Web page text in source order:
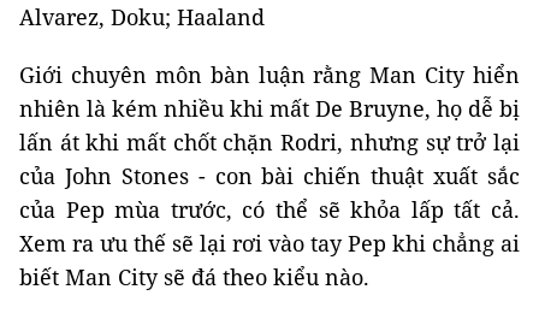
Alvarez, Doku; Haaland
Giới chuyên môn bàn luận rằng Man City hiển
nhiên là kém nhiều khi mất De Bruyne, họ dễ bị
lấn át khi mất chốt chặn Rodri, nhưng sự trở lại
của John Stones - con bài chiến thuật xuất sắc
của Pep mùa trước, có thể sẽ khỏa lấp tất cả.
Xem ra ưu thế sẽ lại rơi vào tay Pep khi chẳng ai
biết Man City sẽ đá theo kiểu nào.